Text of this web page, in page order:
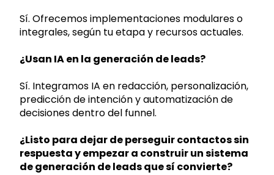
Sí. Ofrecemos implementaciones modulares o
integrales, según tu etapa y recursos actuales.
¿Usan IA en la generación de leads?
Sí. Integramos IA en redacción, personalización,
predicción de intención y automatización de
decisiones dentro del funnel.
¿Listo para dejar de perseguir contactos sin
respuesta y empezar a construir un sistema
de generación de leads que sí convierte?